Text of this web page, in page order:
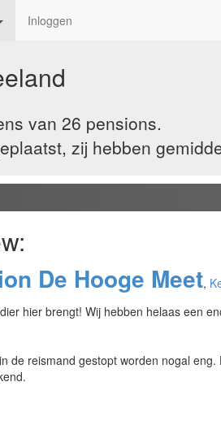
Inloggen
van 26 pensions.
zij hebben
De Hooge Meet,
hier brengt! Wij hebben helaas een
de reismand gestopt worden nogal